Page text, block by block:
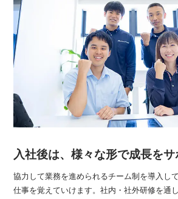
入社後は、様々な形で成長をサ
協力して業務を進められるチーム制を導入し
仕事を覚えていけます。社内・社外研修を通